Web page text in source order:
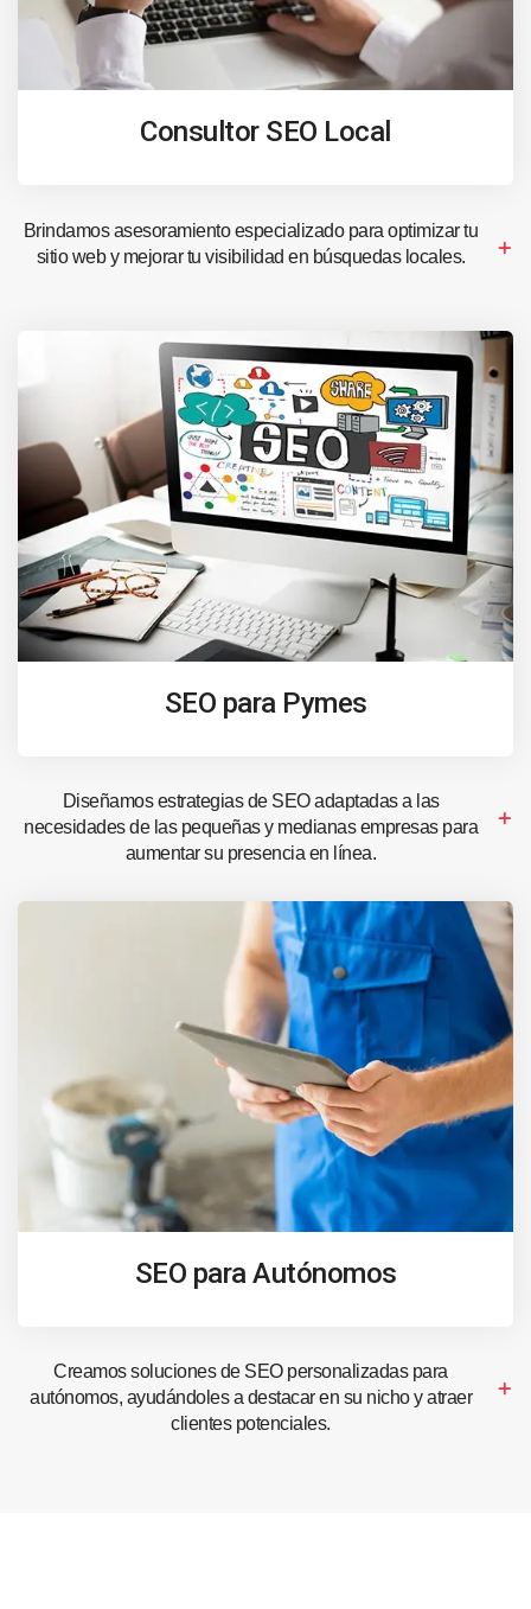
Consultor SEO Local
Brindamos asesoramiento especializado para optimizar tu
sitio web y mejorar tu visibilidad en búsquedas locales.
SEO para Pymes
Diseñamos estrategias de SEO adaptadas a las
necesidades de las pequeñas y medianas empresas para
aumentar su presencia en línea.
SEO para Autónomos
Creamos soluciones de SEO personalizadas para
autónomos, ayudándoles a destacar en su nicho y atraer
clientes potenciales.